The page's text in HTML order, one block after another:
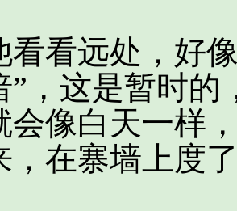
远处，好像
”，这是暂时
会像白天一样
，在寨墙上度